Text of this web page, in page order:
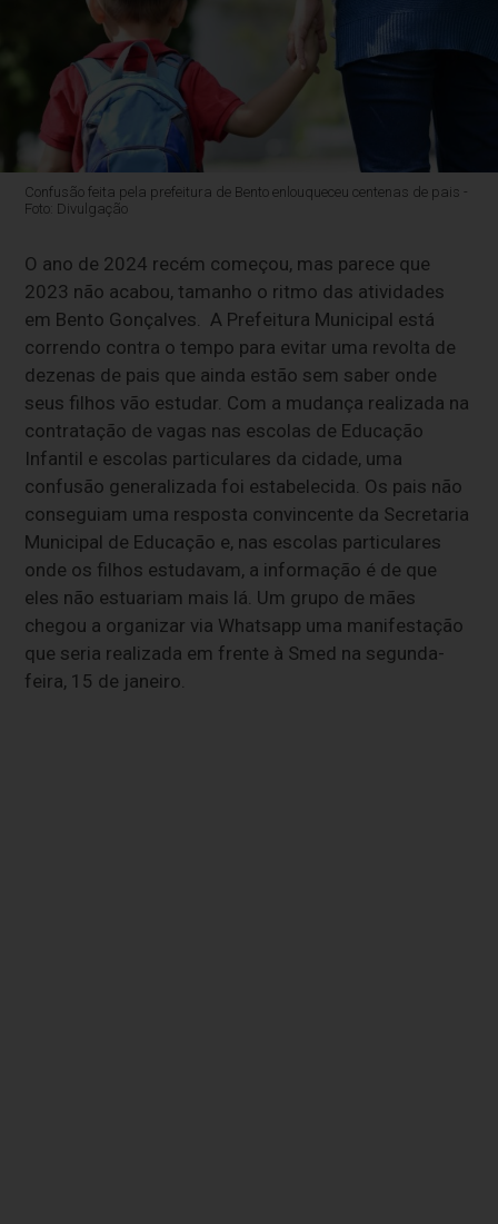
Confusão feita pela prefeitura de Bento enlouqueceu centenas de pais -
Foto: Divulgação
O ano de 2024 recém começou, mas parece que
2023 não acabou, tamanho o ritmo das atividades
em Bento Gonçalves. A Prefeitura Municipal está
correndo contra o tempo para evitar uma revolta de
dezenas de pais que ainda estão sem saber onde
seus filhos vão estudar. Com a mudança realizada na
contratação de vagas nas escolas de Educação
Infantil e escolas particulares da cidade, uma
confusão generalizada foi estabelecida. Os pais não
conseguiam uma resposta convincente da Secretaria
Municipal de Educação e, nas escolas particulares
onde os filhos estudavam, a informação é de que
eles não estuariam mais lá. Um grupo de mães
chegou a organizar via Whatsapp uma manifestação
que seria realizada em frente à Smed na segunda-
feira, 15 de janeiro.